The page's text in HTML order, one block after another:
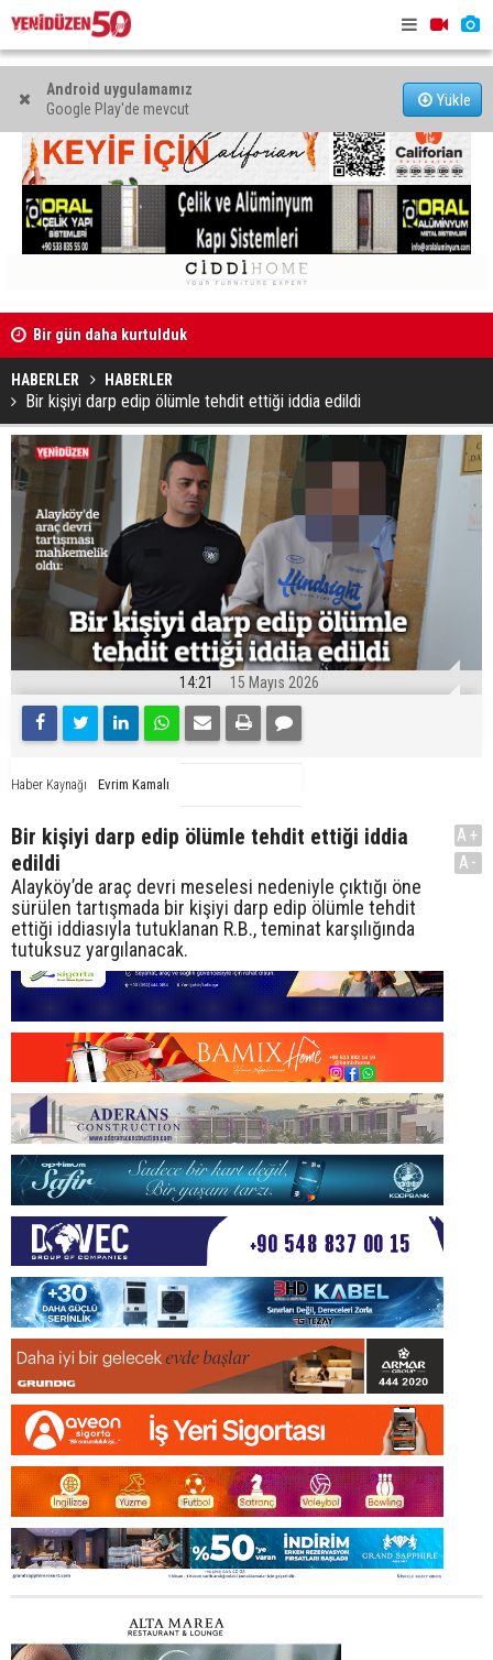
Android uygulamamız
Google Play'de mevcut
Yükle
Piyanist Hasan Minalay, İspanya'daki yarışmada ikinci
oldu
HABERLER HABERLER
Bir kişiyi darp edip ölümle tehdit ettiği iddia edildi
14:21 15 Mayıs 2026
Haber Kaynağı Evrim Kamalı
Bir kişiyi darp edip ölümle tehdit ettiği iddia
edildi
Alayköy’de araç devri meselesi nedeniyle çıktığı öne
sürülen tartışmada bir kişiyi darp edip ölümle tehdit
ettiği iddiasıyla tutuklanan R.B., teminat karşılığında
tutuksuz yargılanacak.
A+
A-